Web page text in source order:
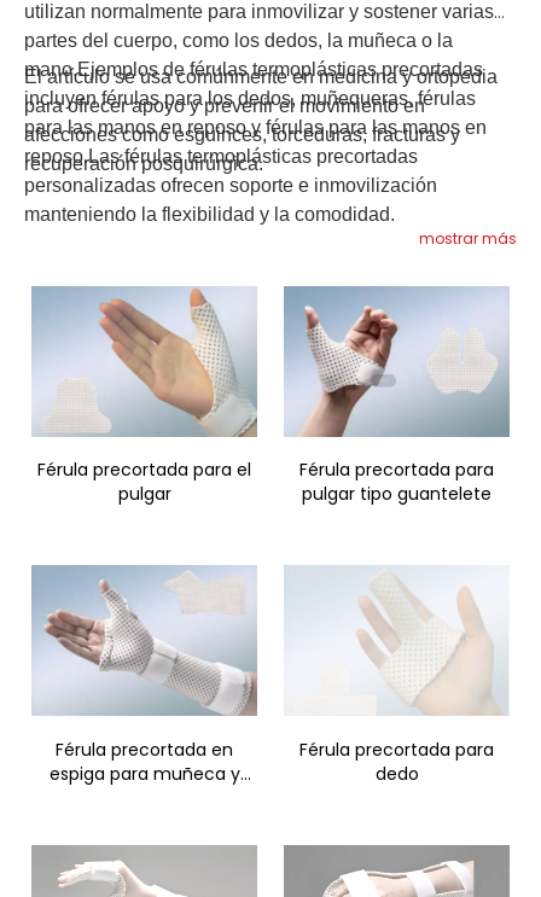
utilizan normalmente para inmovilizar y sostener varias
partes del cuerpo, como los dedos, la muñeca o la
mano.Ejemplos de férulas termoplásticas precortadas
incluyen férulas para los dedos, muñequeras, férulas
para las manos en reposo y férulas para las manos en
reposo.Las férulas termoplásticas precortadas
personalizadas ofrecen soporte e inmovilización
manteniendo la flexibilidad y la comodidad.
El artículo se usa comúnmente en medicina y ortopedia
para ofrecer apoyo y prevenir el movimiento en
afecciones como esguinces, torceduras, fracturas y
recuperación posquirúrgica.
mostrar más
Férula precortada para el
pulgar
Férula precortada para
pulgar tipo guantelete
Férula precortada en
espiga para muñeca y
Férula precortada para
dedo